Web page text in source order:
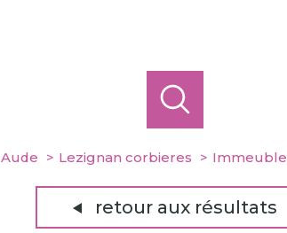
Aude Lezignan corbieres Immeuble
retour aux résultats